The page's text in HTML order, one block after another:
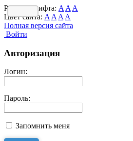
Размер шрифта: A A A
Цвет сайта: A A A A
Полная версия сайта
Войти
Авторизация
Логин:
Пароль:
Запомнить меня